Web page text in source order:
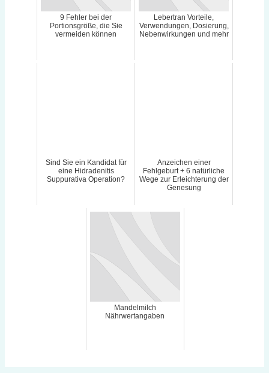
9 Fehler bei der
Portionsgröße, die Sie
vermeiden können
Lebertran Vorteile,
Verwendungen, Dosierung,
Nebenwirkungen und mehr
Sind Sie ein Kandidat für
eine Hidradenitis
Suppurativa Operation?
Anzeichen einer
Fehlgeburt + 6 natürliche
Wege zur Erleichterung der
Genesung
Mandelmilch
Nährwertangaben